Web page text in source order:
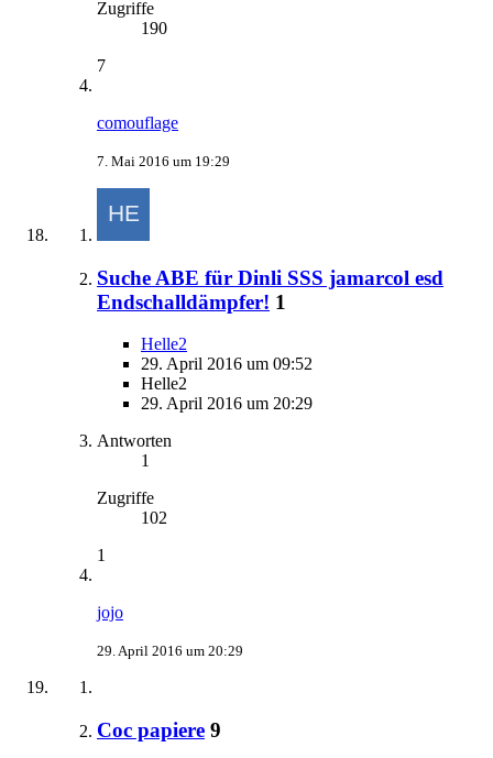
Zugriffe
190
7
comouflage
7. Mai 2016 um 19:29
Suche ABE für Dinli SSS jamarcol esd
Endschalldämpfer! 1
Helle2
29. April 2016 um 09:52
Helle2
29. April 2016 um 20:29
Antworten
1
Zugriffe
102
1
jojo
29. April 2016 um 20:29
Coc papiere 9